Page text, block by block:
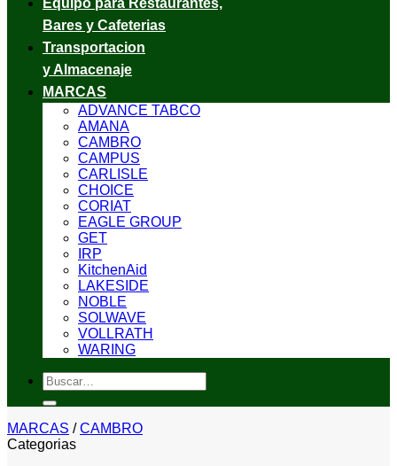
Equipo para Restaurantes,
Bares y Cafeterias
Transportacion
y Almacenaje
MARCAS
ADVANCE TABCO
AMANA
CAMBRO
CAMPUS
CARLISLE
CHOICE
CORIAT
EAGLE GROUP
GET
IRP
KitchenAid
LAKESIDE
NOBLE
SOLWAVE
VOLLRATH
WARING
Buscar
por:
MARCAS / CAMBRO
Categorias